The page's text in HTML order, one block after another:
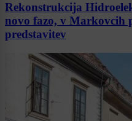
Rekonstrukcija
novo fazo, v
predstavitev